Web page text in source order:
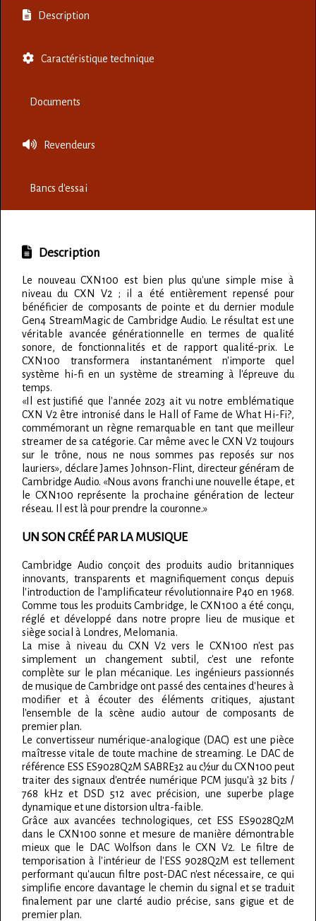
Description
Caractéristique technique
Documents
Revendeurs
Bancs d'essai
Description
Le nouveau CXN100 est bien plus qu'une simple mise à
niveau du CXN V2 ; il a été entièrement repensé pour
bénéficier de composants de pointe et du dernier module
Gen4 StreamMagic de Cambridge Audio. Le résultat est une
véritable avancée générationnelle en termes de qualité
sonore, de fonctionnalités et de rapport qualité-prix. Le
CXN100 transformera instantanément n'importe quel
système hi-fi en un système de streaming à l'épreuve du
temps.
«Il est justifié que l'année 2023 ait vu notre emblématique
CXN V2 être intronisé dans le Hall of Fame de What Hi-Fi?,
commémorant un règne remarquable en tant que meilleur
streamer de sa catégorie. Car même avec le CXN V2 toujours
sur le trône, nous ne nous sommes pas reposés sur nos
lauriers», déclare James Johnson-Flint, directeur généram de
Cambridge Audio. «Nous avons franchi une nouvelle étape, et
le CXN100 représente la prochaine génération de lecteur
réseau. Il est là pour prendre la couronne.»
UN SON CRÉÉ PAR LA MUSIQUE
Cambridge Audio conçoit des produits audio britanniques
innovants, transparents et magnifiquement conçus depuis
l'introduction de l'amplificateur révolutionnaire P40 en 1968.
Comme tous les produits Cambridge, le CXN100 a été conçu,
réglé et développé dans notre propre lieu de musique et
siège social à Londres, Melomania.
La mise à niveau du CXN V2 vers le CXN100 n'est pas
simplement un changement subtil, c'est une refonte
complète sur le plan mécanique. Les ingénieurs passionnés
de musique de Cambridge ont passé des centaines d'heures à
modifier et à écouter des éléments critiques, ajustant
l'ensemble de la scène audio autour de composants de
premier plan.
Le convertisseur numérique-analogique (DAC) est une pièce
maîtresse vitale de toute machine de streaming. Le DAC de
référence ESS ES9028Q2M SABRE32 au c½ur du CXN100 peut
traiter des signaux d'entrée numérique PCM jusqu'à 32 bits /
768 kHz et DSD 512 avec précision, une superbe plage
dynamique et une distorsion ultra-faible.
Grâce aux avancées technologiques, cet ESS ES9028Q2M
dans le CXN100 sonne et mesure de manière démontrable
mieux que le DAC Wolfson dans le CXN V2. Le filtre de
temporisation à l'intérieur de l'ESS 9028Q2M est tellement
performant qu'aucun filtre post-DAC n'est nécessaire, ce qui
simplifie encore davantage le chemin du signal et se traduit
finalement par une clarté audio précise, sans gigue et de
premier plan.